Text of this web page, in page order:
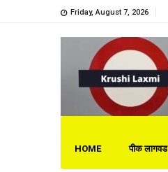
Friday, August 7, 2026
HOME पीक लागवड